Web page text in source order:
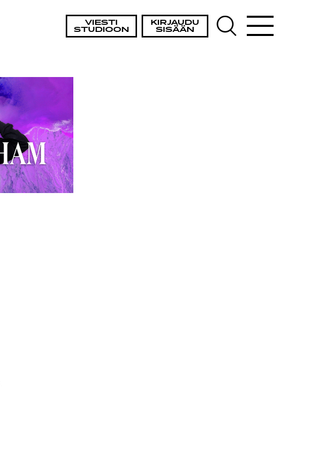
VIESTI
STUDIOON
KIRJAUDU
SISÄÄN